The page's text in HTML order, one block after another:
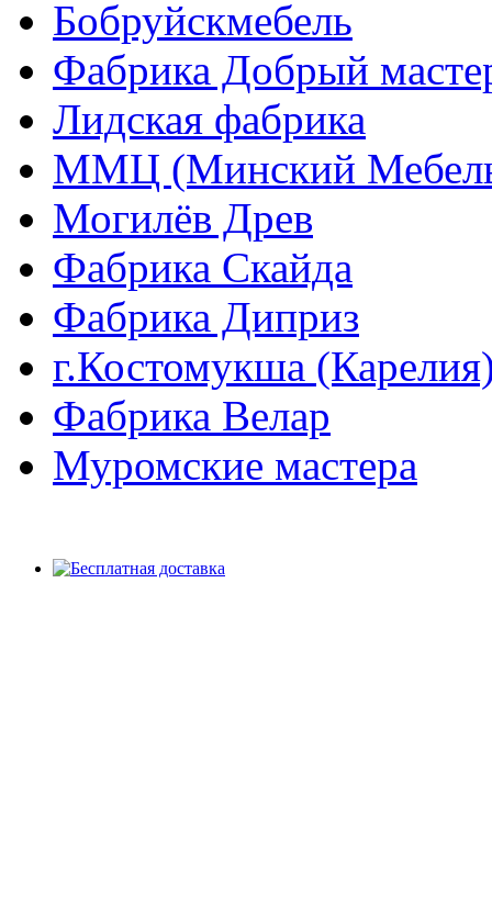
Бобруйскмебель
Фабрика Добрый
Лидская фабрика
ММЦ (Минский
Могилёв Древ
Фабрика Скайда
Фабрика Диприз
г.Костомукша
Фабрика Велар
Муромские мастера